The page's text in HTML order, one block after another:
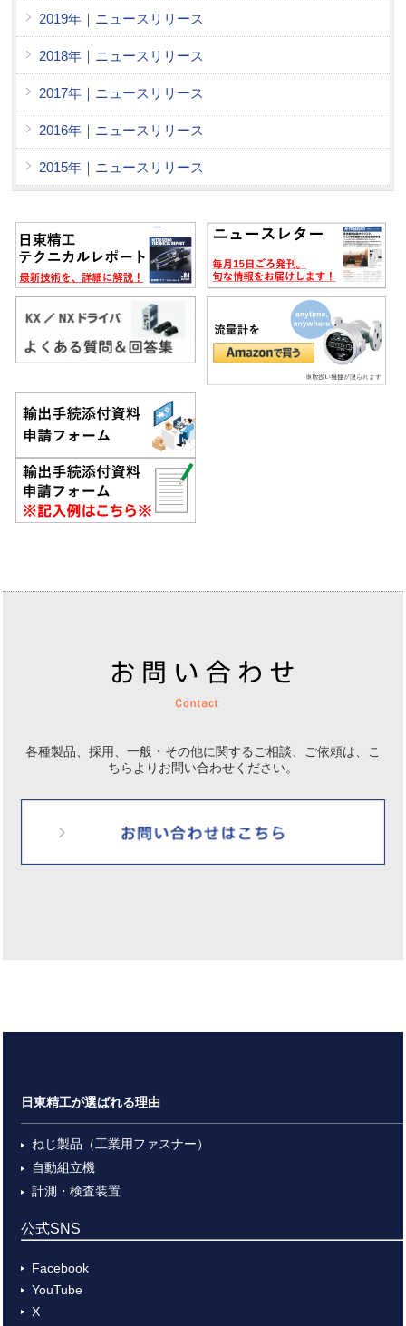
2019年｜ニュースリリース
2018年｜ニュースリリース
2017年｜ニュースリリース
2016年｜ニュースリリース
2015年｜ニュースリリース
各種製品、採用、一般・その他に関するご相談、ご依頼は、
こ
ちらよりお問い合わせください。
日東精工が選ばれる理由
ねじ製品（工業用ファスナー）
自動組立機
計測・検査装置
公式SNS
Facebook
YouTube
X